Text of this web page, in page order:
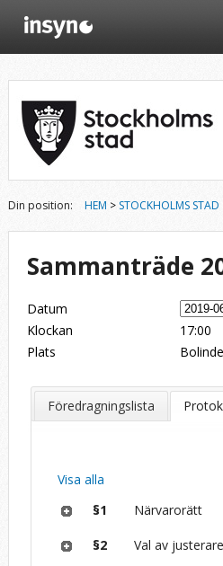
Din position: HEM > STOCKHOLMS STAD
Sammanträde
Datum
Klockan
17:00
Plats
Föredragningslista
Visa alla
§1
Närvarorätt
§2 Val av